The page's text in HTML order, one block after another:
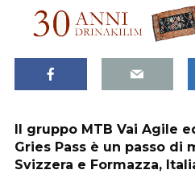
Il gruppo MTB Vai Agile
Gries Pass è un passo di
Svizzera e Formazza,